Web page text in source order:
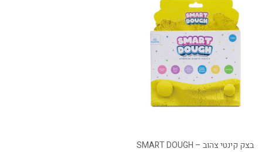
בצק קינטי צהוב – SMART DOUGH